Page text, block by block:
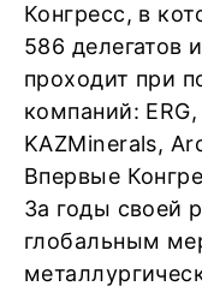
Конгресс, в
586 делегатов
проходит при
компаний:
KAZMinerals,
Впервые
За годы своей
глобальным